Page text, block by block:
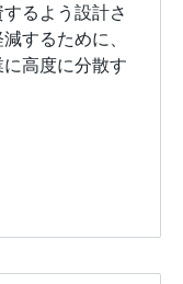
るよう設計さ
するために、
高度に分散す